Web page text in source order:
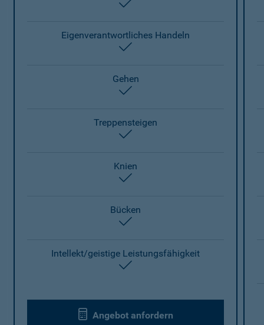
Eigenverantwortliches Handeln
Gehen
Treppensteigen
Knien
Bücken
Intellekt/geistige Leistungsfähigkeit
Angebot anfordern